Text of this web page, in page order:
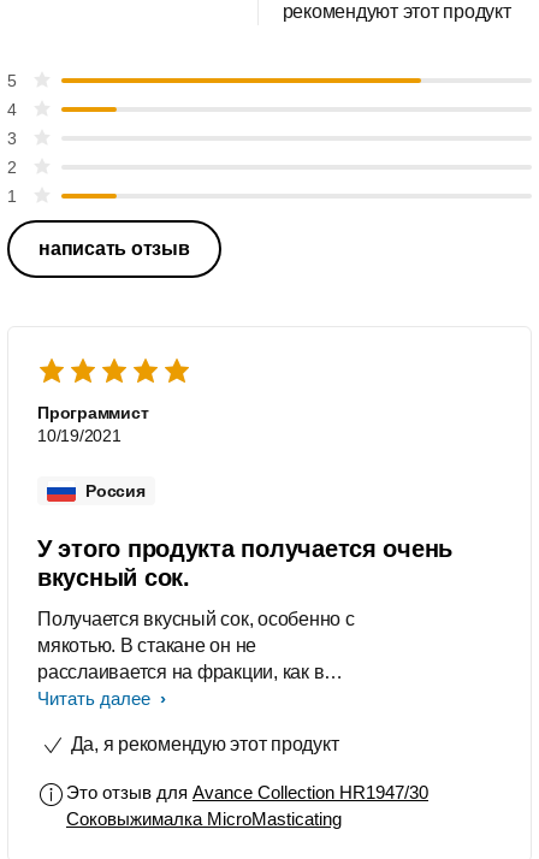
рекомендуют этот продукт
5
4
3
2
1
написать отзыв
Программист
10/19/2021
Россия
У этого продукта получается очень
вкусный сок.
Получается вкусный сок, особенно с
мякотью. В стакане он не
расслаивается на фракции, как в
центрифуге, а однородный, почти
удобная мойка, не требуется много
компактное, уверенное, красивое, и
в целом миниатюрная но мощная
Читать далее
Да, я рекомендую этот продукт
Это отзыв для Avance Collection HR1947/30
Соковыжималка MicroMasticating